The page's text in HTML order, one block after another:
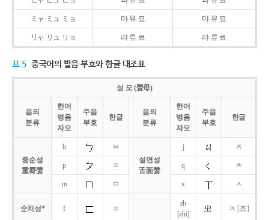
ミャ ミュ ミョ 먀 뮤 묘 먀 뮤 묘
リャ リュ リョ 랴 류 료 랴 류 료
표 5 중국어의 발음 부호와 한글 대조표
성 모 (聲母)
음의
분류
한어
병음
자모
주음
부호
한글
음의
분류
한어
병음
자모
주음
부호
한글
중순성
重脣聲
b
ㅂ
설면성
舌面聲
j ㅈ
p ㅍ q ㅊ
m ㅁ x ㅅ
순치성* f ㅍ
zh
[zhi]
ㅈ [즈]